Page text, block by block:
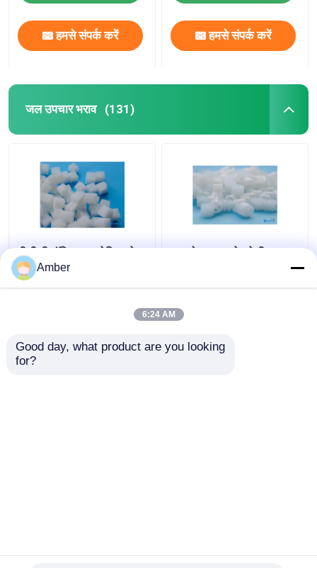
हमसे संपर्क करें हमसे संपर्क करें
जल उपचार भराव (131)
पीसीजी पॉलिमर कम्पोजिट जेल
बायोकैरियर्स एक्वापोरसगेल बड़े
आकार
क्यूब के आकार के पोलीमर
Amber
6:24 AM
Good day, what product are you looking
for?